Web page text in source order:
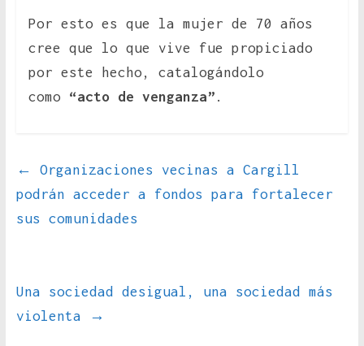
Por esto es que la mujer de 70 años
cree que lo que vive fue propiciado
por este hecho, catalogándolo
como “acto de venganza” .
←
Organizaciones vecinas a Cargill
podrán acceder a fondos para fortalecer
sus comunidades
Una sociedad desigual, una sociedad más
violenta
→